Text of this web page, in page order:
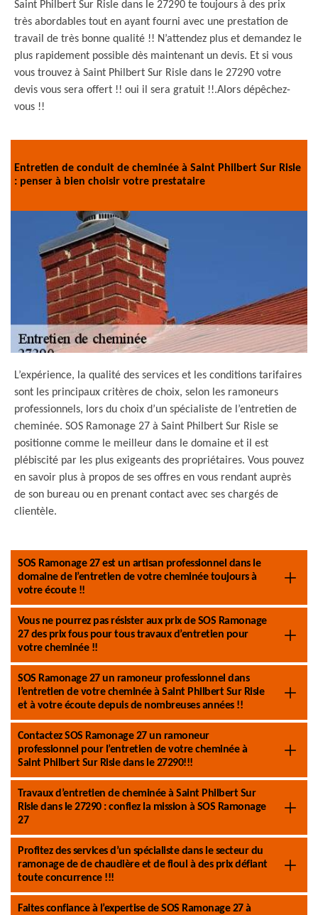
Saint Philbert Sur Risle dans le 27290 te toujours à des prix
très abordables tout en ayant fourni avec une prestation de
travail de très bonne qualité !! N’attendez plus et demandez le
plus rapidement possible dès maintenant un devis. Et si vous
vous trouvez à Saint Philbert Sur Risle dans le 27290 votre
devis vous sera offert !! oui il sera gratuit !!.Alors dépêchez-
vous !!
Entretien de conduit de cheminée à Saint Philbert Sur Risle
: penser à bien choisir votre prestataire
L’expérience, la qualité des services et les conditions tarifaires
sont les principaux critères de choix, selon les ramoneurs
professionnels, lors du choix d’un spécialiste de l’entretien de
cheminée. SOS Ramonage 27 à Saint Philbert Sur Risle se
positionne comme le meilleur dans le domaine et il est
plébiscité par les plus exigeants des propriétaires. Vous pouvez
en savoir plus à propos de ses offres en vous rendant auprès
de son bureau ou en prenant contact avec ses chargés de
clientèle.
SOS Ramonage 27 est un artisan professionnel dans le
domaine de l’entretien de votre cheminée toujours à
votre écoute !!
Vous ne pourrez pas résister aux prix de SOS Ramonage
27 des prix fous pour tous travaux d’entretien pour
votre cheminée !!
SOS Ramonage 27 un ramoneur professionnel dans
l’entretien de votre cheminée à Saint Philbert Sur Risle
et à votre écoute depuis de nombreuses années !!
Contactez SOS Ramonage 27 un ramoneur
professionnel pour l’entretien de votre cheminée à
Saint Philbert Sur Risle dans le 27290!!!
Travaux d’entretien de cheminée à Saint Philbert Sur
Risle dans le 27290 : confiez la mission à SOS Ramonage
27
Profitez des services d’un spécialiste dans le secteur du
ramonage de de chaudière et de fioul à des prix défiant
toute concurrence !!!
Faites confiance à l’expertise de SOS Ramonage 27 à